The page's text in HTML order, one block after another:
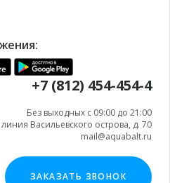
+7 (812) 454-454-4
Без выходных с 09:00 до 21:00
Васильевского острова, д. 70
mail@aquabalt.ru
ЗАКАЗАТЬ ЗВОНОК